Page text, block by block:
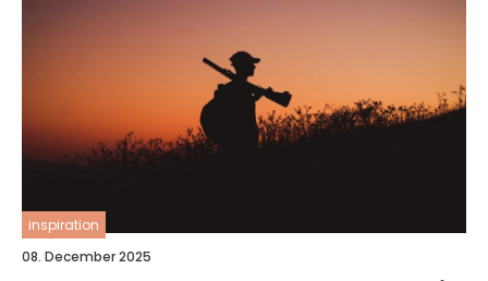
inspiration
08. December 2025